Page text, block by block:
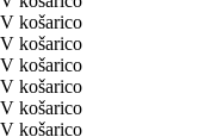
V košarico
V košarico
V košarico
V košarico
V košarico
V košarico